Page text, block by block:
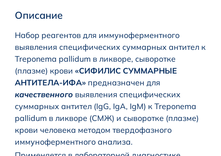
Описание
Набор реагентов для иммуноферментного
выявления специфических суммарных антител к
Treponema pallidum в ликворе, сыворотке
(плазме) крови «СИФИЛИС СУММАРНЫЕ
АНТИТЕЛА-ИФА» предназначен для
качественного выявления специфических
суммарных антител (IgG, IgA, IgM) к Treponema
pallidum в ликворе (СМЖ) и cыворотке (плазме)
крови человека методом твердофазного
иммуноферментного анализа.